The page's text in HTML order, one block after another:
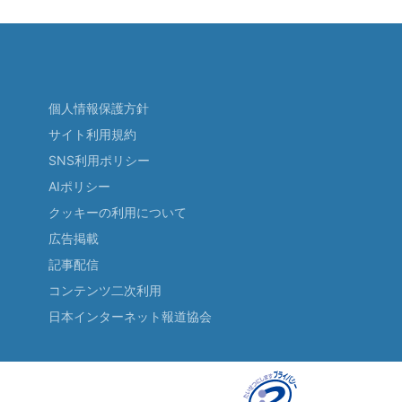
個人情報保護方針
サイト利用規約
SNS利用ポリシー
AIポリシー
クッキーの利用について
広告掲載
記事配信
コンテンツ二次利用
日本インターネット報道協会